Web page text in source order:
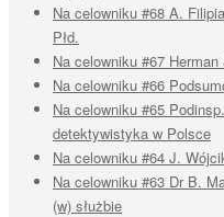
Na celowniku #68 A.
Płd.
Na celowniku #67
Na celowniku #66
Na celowniku #65
detektywistyka w Polsce
Na celowniku #64 J.
Na celowniku #63 Dr B.
(w) służbie